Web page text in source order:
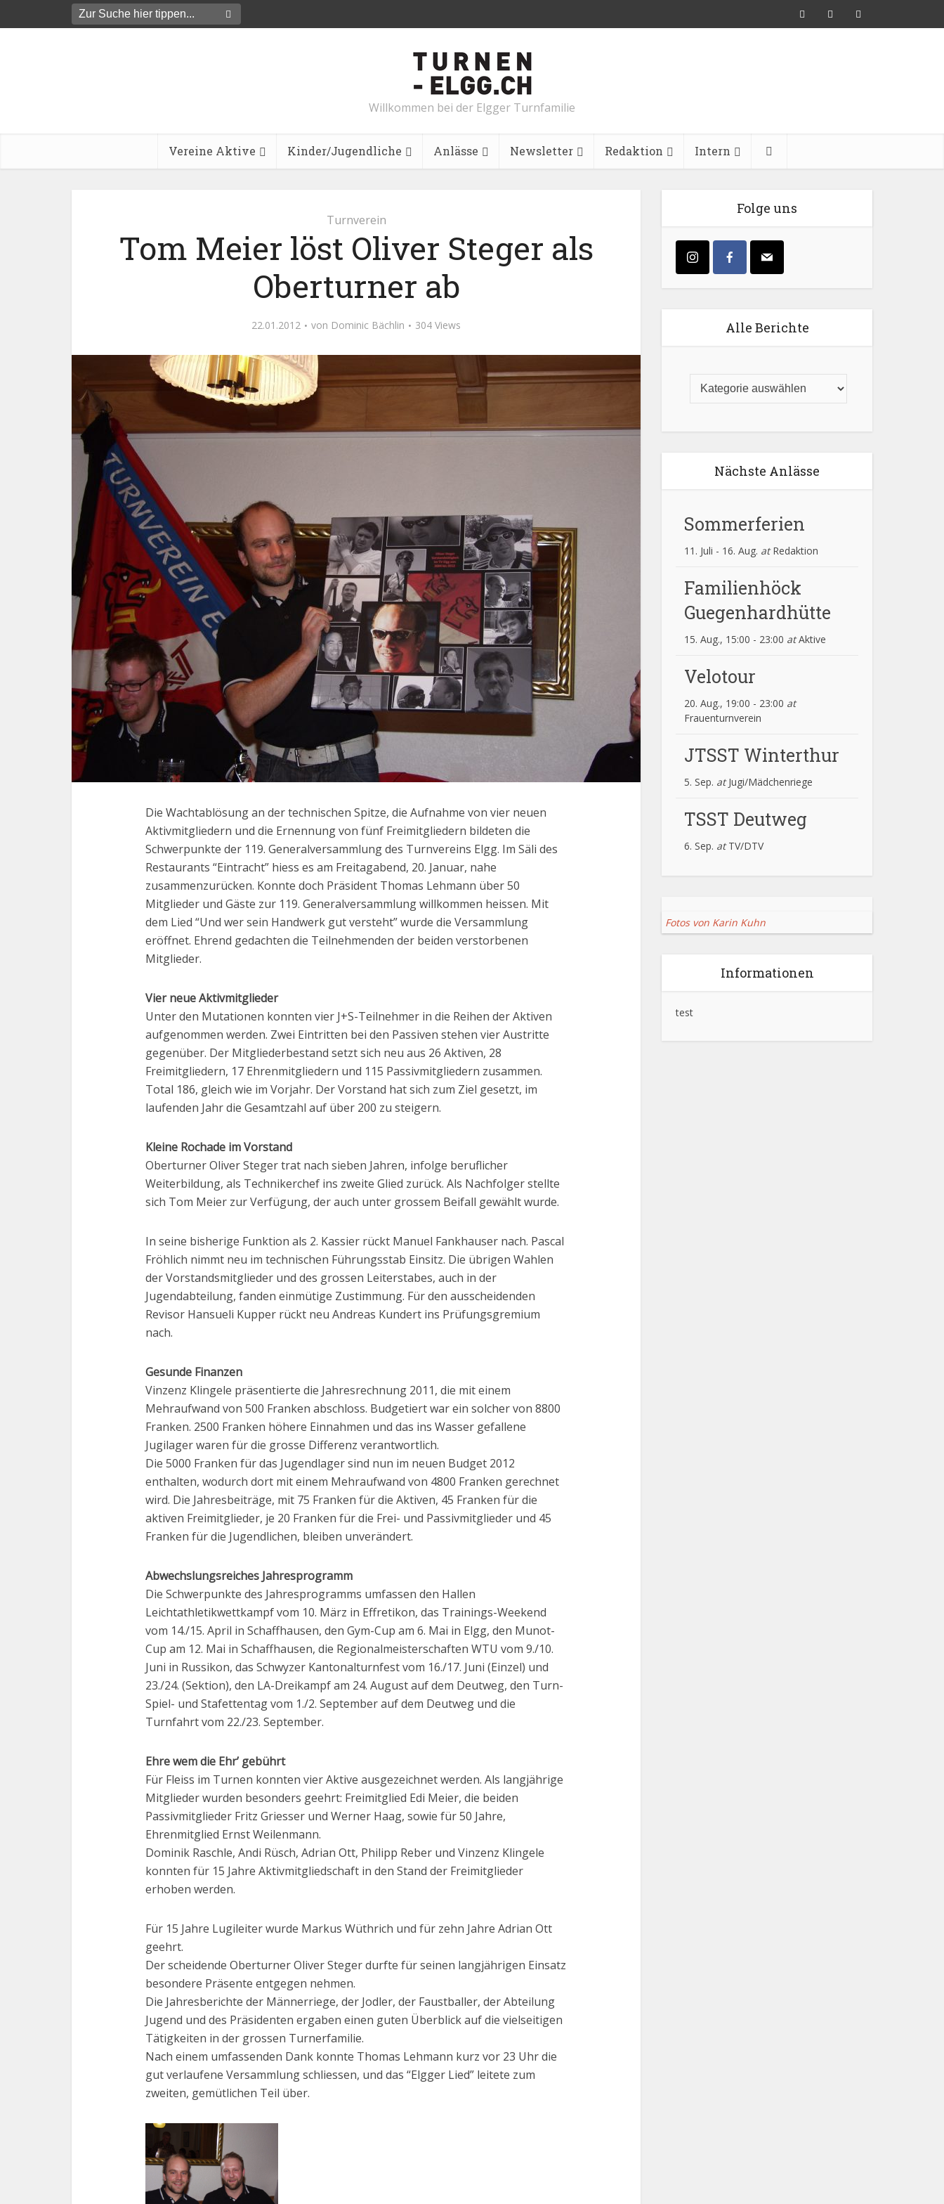
Willkommen bei der Elgger Turnfamilie
Vereine Aktive Kinder/Jugendliche Anlässe Newsletter Redaktion Intern
Turnverein
Tom Meier löst Oliver Steger als
Oberturner ab
22.01.2012 von Dominic Bächlin 304 Views
Die Wachtablösung an der technischen Spitze, die Aufnahme von vier neuen
Aktivmitgliedern und die Ernennung von fünf Freimitgliedern bildeten die
Schwerpunkte der 119. Generalversammlung des Turnvereins Elgg. Im Säli des
Restaurants “Eintracht” hiess es am Freitagabend, 20. Januar, nahe
zusammenzurücken. Konnte doch Präsident Thomas Lehmann über 50
Mitglieder und Gäste zur 119. Generalversammlung willkommen heissen. Mit
dem Lied “Und wer sein Handwerk gut versteht” wurde die Versammlung
eröffnet. Ehrend gedachten die Teilnehmenden der beiden verstorbenen
Mitglieder.
Vier neue Aktivmitglieder
Unter den Mutationen konnten vier J+S-Teilnehmer in die Reihen der Aktiven
aufgenommen werden. Zwei Eintritten bei den Passiven stehen vier Austritte
gegenüber. Der Mitgliederbestand setzt sich neu aus 26 Aktiven, 28
Freimitgliedern, 17 Ehrenmitgliedern und 115 Passivmitgliedern zusammen.
Total 186, gleich wie im Vorjahr. Der Vorstand hat sich zum Ziel gesetzt, im
laufenden Jahr die Gesamtzahl auf über 200 zu steigern.
Kleine Rochade im Vorstand
Oberturner Oliver Steger trat nach sieben Jahren, infolge beruflicher
Weiterbildung, als Technikerchef ins zweite Glied zurück. Als Nachfolger stellte
sich Tom Meier zur Verfügung, der auch unter grossem Beifall gewählt wurde.
In seine bisherige Funktion als 2. Kassier rückt Manuel Fankhauser nach. Pascal
Fröhlich nimmt neu im technischen Führungsstab Einsitz. Die übrigen Wahlen
der Vorstandsmitglieder und des grossen Leiterstabes, auch in der
Jugendabteilung, fanden einmütige Zustimmung. Für den ausscheidenden
Revisor Hansueli Kupper rückt neu Andreas Kundert ins Prüfungsgremium
nach.
Gesunde Finanzen
Vinzenz Klingele präsentierte die Jahresrechnung 2011, die mit einem
Mehraufwand von 500 Franken abschloss. Budgetiert war ein solcher von 8800
Franken. 2500 Franken höhere Einnahmen und das ins Wasser gefallene
Jugilager waren für die grosse Differenz verantwortlich.
Die 5000 Franken für das Jugendlager sind nun im neuen Budget 2012
enthalten, wodurch dort mit einem Mehraufwand von 4800 Franken gerechnet
wird. Die Jahresbeiträge, mit 75 Franken für die Aktiven, 45 Franken für die
aktiven Freimitglieder, je 20 Franken für die Frei- und Passivmitglieder und 45
Franken für die Jugendlichen, bleiben unverändert.
Abwechslungsreiches Jahresprogramm
Die Schwerpunkte des Jahresprogramms umfassen den Hallen
Leichtathletikwettkampf vom 10. März in Effretikon, das Trainings-Weekend
vom 14./15. April in Schaffhausen, den Gym-Cup am 6. Mai in Elgg, den Munot-
Cup am 12. Mai in Schaffhausen, die Regionalmeisterschaften WTU vom 9./10.
Juni in Russikon, das Schwyzer Kantonalturnfest vom 16./17. Juni (Einzel) und
23./24. (Sektion), den LA-Dreikampf am 24. August auf dem Deutweg, den Turn-
Spiel- und Stafettentag vom 1./2. September auf dem Deutweg und die
Turnfahrt vom 22./23. September.
Ehre wem die Ehr’ gebührt
Für Fleiss im Turnen konnten vier Aktive ausgezeichnet werden. Als langjährige
Mitglieder wurden besonders geehrt: Freimitglied Edi Meier, die beiden
Passivmitglieder Fritz Griesser und Werner Haag, sowie für 50 Jahre,
Ehrenmitglied Ernst Weilenmann.
Dominik Raschle, Andi Rüsch, Adrian Ott, Philipp Reber und Vinzenz Klingele
konnten für 15 Jahre Aktivmitgliedschaft in den Stand der Freimitglieder
erhoben werden.
Für 15 Jahre Lugileiter wurde Markus Wüthrich und für zehn Jahre Adrian Ott
geehrt.
Der scheidende Oberturner Oliver Steger durfte für seinen langjährigen Einsatz
besondere Präsente entgegen nehmen.
Die Jahresberichte der Männerriege, der Jodler, der Faustballer, der Abteilung
Jugend und des Präsidenten ergaben einen guten Überblick auf die vielseitigen
Tätigkeiten in der grossen Turnerfamilie.
Nach einem umfassenden Dank konnte Thomas Lehmann kurz vor 23 Uhr die
gut verlaufene Versammlung schliessen, und das “Elgger Lied” leitete zum
zweiten, gemütlichen Teil über.
Folge uns
Alle Berichte
Nächste Anlässe
Sommerferien
11. Juli - 16. Aug. atRedaktion
Familienhöck
Guegenhardhütte
15. Aug., 15:00 - 23:00 atAktive
Velotour
20. Aug., 19:00 - 23:00 at
Frauenturnverein
JTSST Winterthur
5. Sep. atJugi/Mädchenriege
TSST Deutweg
6. Sep. atTV/DTV
Fotos von Karin Kuhn
Informationen
test